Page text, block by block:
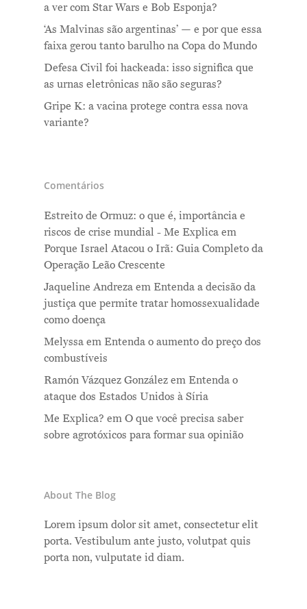
a ver com Star Wars e Bob Esponja?
‘As Malvinas são argentinas’ — e por que essa
faixa gerou tanto barulho na Copa do Mundo
Defesa Civil foi hackeada: isso significa que
as urnas eletrônicas não são seguras?
Gripe K: a vacina protege contra essa nova
variante?
Comentários
Estreito de Ormuz: o que é, importância e
riscos de crise mundial - Me Explica em
Porque Israel Atacou o Irã: Guia Completo da
Operação Leão Crescente
Jaqueline Andreza em Entenda a decisão da
justiça que permite tratar homossexualidade
como doença
Melyssa em Entenda o aumento do preço dos
combustíveis
Ramón Vázquez González em Entenda o
ataque dos Estados Unidos à Síria
Me Explica? em O que você precisa saber
sobre agrotóxicos para formar sua opinião
About The Blog
Lorem ipsum dolor sit amet, consectetur elit
porta. Vestibulum ante justo, volutpat quis
porta non, vulputate id diam.